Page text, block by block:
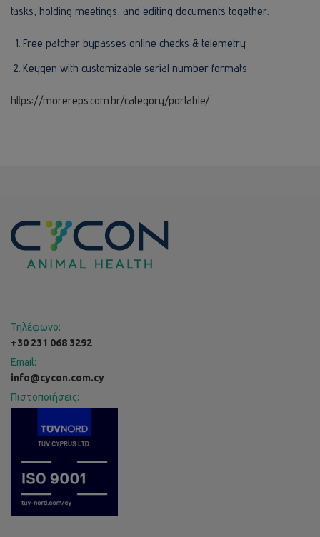
tasks, holding meetings, and editing documents together.
Free patcher bypasses online checks & telemetry
Keygen with customizable serial number formats
https://morereps.com.br/category/portable/
Τηλέφωνο:
+30 231 068 3292
Email:
info@cycon.com.cy
Πιστοποιήσεις: